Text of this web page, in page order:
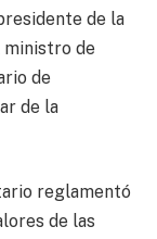
de la
ministro de
de
de la
reglamentó
de las